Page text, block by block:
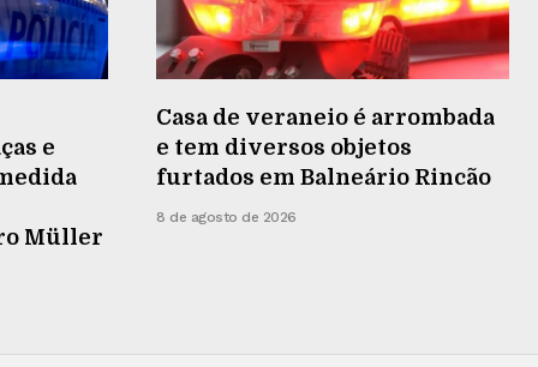
e
Müller
Casa de veraneio é arrombada
e tem diversos objetos
furtados em Balneário Rincão
8 de agosto de 2026